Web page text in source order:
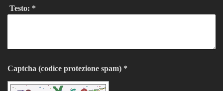
Testo: *
Captcha (codice protezione spam) *